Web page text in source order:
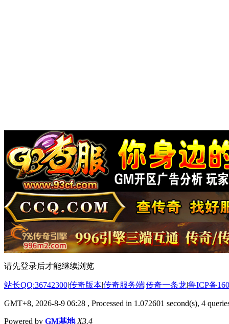
请先登录后才能继续浏览
站长QQ:36742300|传奇版本|传奇服务端|传奇一条龙|鲁ICP备
GMT+8, 2026-8-9 06:28 , Processed in 1.072601 second(s), 4
Powered by GM基地 X3.4